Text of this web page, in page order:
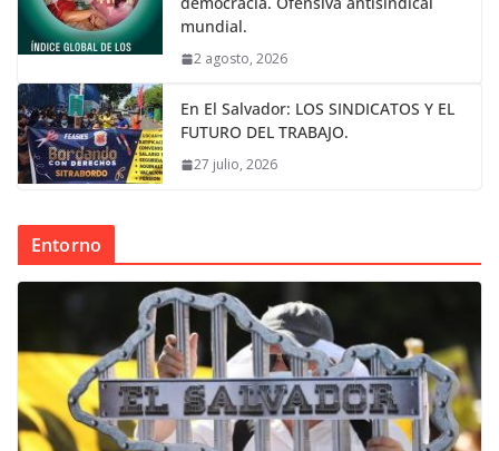
mundial.
2 agosto, 2026
En El Salvador: LOS SINDICATOS Y EL
FUTURO DEL TRABAJO.
27 julio, 2026
Entorno